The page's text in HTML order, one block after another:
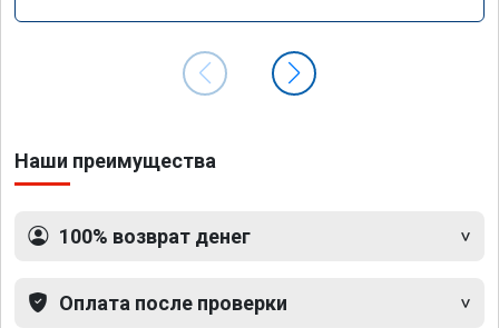
Наши преимущества
100% возврат денег
Оплата после проверки